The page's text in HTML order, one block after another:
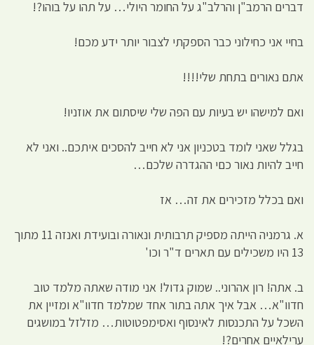
דברים הרמב"ן והרלב"ג על החומר היולי… על תהו על בוהו?!
בחיי אני כחילוני כבר הספקתי לצבור יותר ידע מכם!
אתם נאורים בתחת שלי!!!!
ואם למישהו יש בעיות עם הפה שלי שיסתום את אוזניו!
בגלל שאני לומד בטכניון אני לא חייב להסכים איתכם.. ואני לא
חייב להיות נאור כםי ההגדרה שלכם…
ואם בכלל מזכירים את זה… אז
א. גרמניה הייתה מספיק תרבותית ונאורה ובועידת ואנזה 11 מתוך
13 היו משכילים עם תארים ד"ר וכו'
ב. אתה! רון אהרוני.. שמוק גדול! אני מודה שאתה מלמד טוב
חדוו"א… אבל איך אתה בתור אחד שמלמד חדוו"א ומזיין את
השכל על התכנסות לאינסוף ואסימפטוטות… מזלזל במושגים
ערילאיים אחרים?!